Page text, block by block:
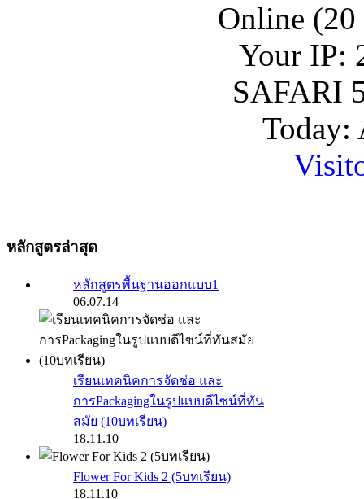
Online (20
Your IP:
SAFARI
Today:
หลักสูตรล่าสุด
หลักสูตรพื้นฐานออกแบบ1
06.07.14
เรียนเทคนิคการจัดช่อ และ
การPackagingในรูปแบบดีไซน์ที่ทัน
สมัย (10บทเรียน)
18.11.10
Flower For Kids 2 (5บทเรียน)
18.11.10